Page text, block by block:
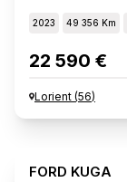
2023 49 356 Km
22 590 €
Lorient (56)
FORD KUGA